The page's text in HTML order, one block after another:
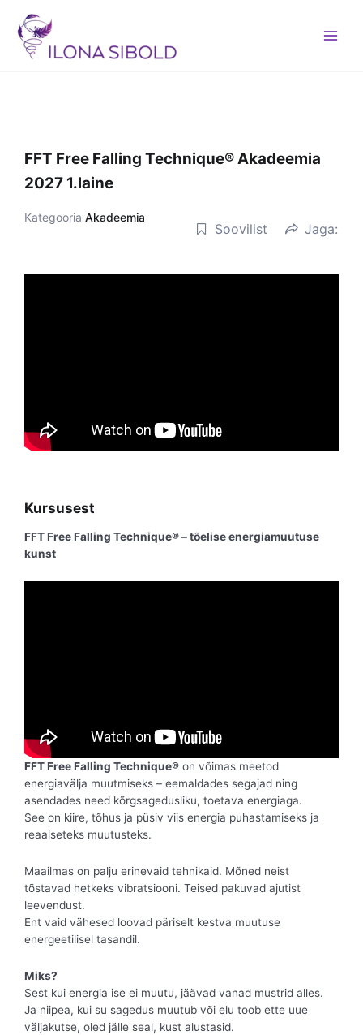
content
FFT Free Falling Technique® Akadeemia
2027 1.laine
KategooriaAkadeemia
Soovilist Jaga:
Kursusest
FFT Free Falling Technique® – tõelise energiamuutuse
kunst
FFT Free Falling Technique® on võimas meetod
energiavälja muutmiseks – eemaldades segajad ning
asendades need kõrgsagedusliku, toetava energiaga.
See on kiire, tõhus ja püsiv viis energia puhastamiseks ja
reaalseteks muutusteks.
Maailmas on palju erinevaid tehnikaid. Mõned neist
tõstavad hetkeks vibratsiooni. Teised pakuvad ajutist
leevendust.
Ent vaid vähesed loovad päriselt kestva muutuse
energeetilisel tasandil.
Miks?
Sest kui energia ise ei muutu, jäävad vanad mustrid alles.
Ja niipea, kui su sagedus muutub või elu toob ette uue
väljakutse, oled jälle seal, kust alustasid.